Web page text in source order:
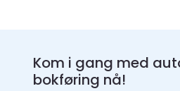
Kom i gang med
bokføring nå!